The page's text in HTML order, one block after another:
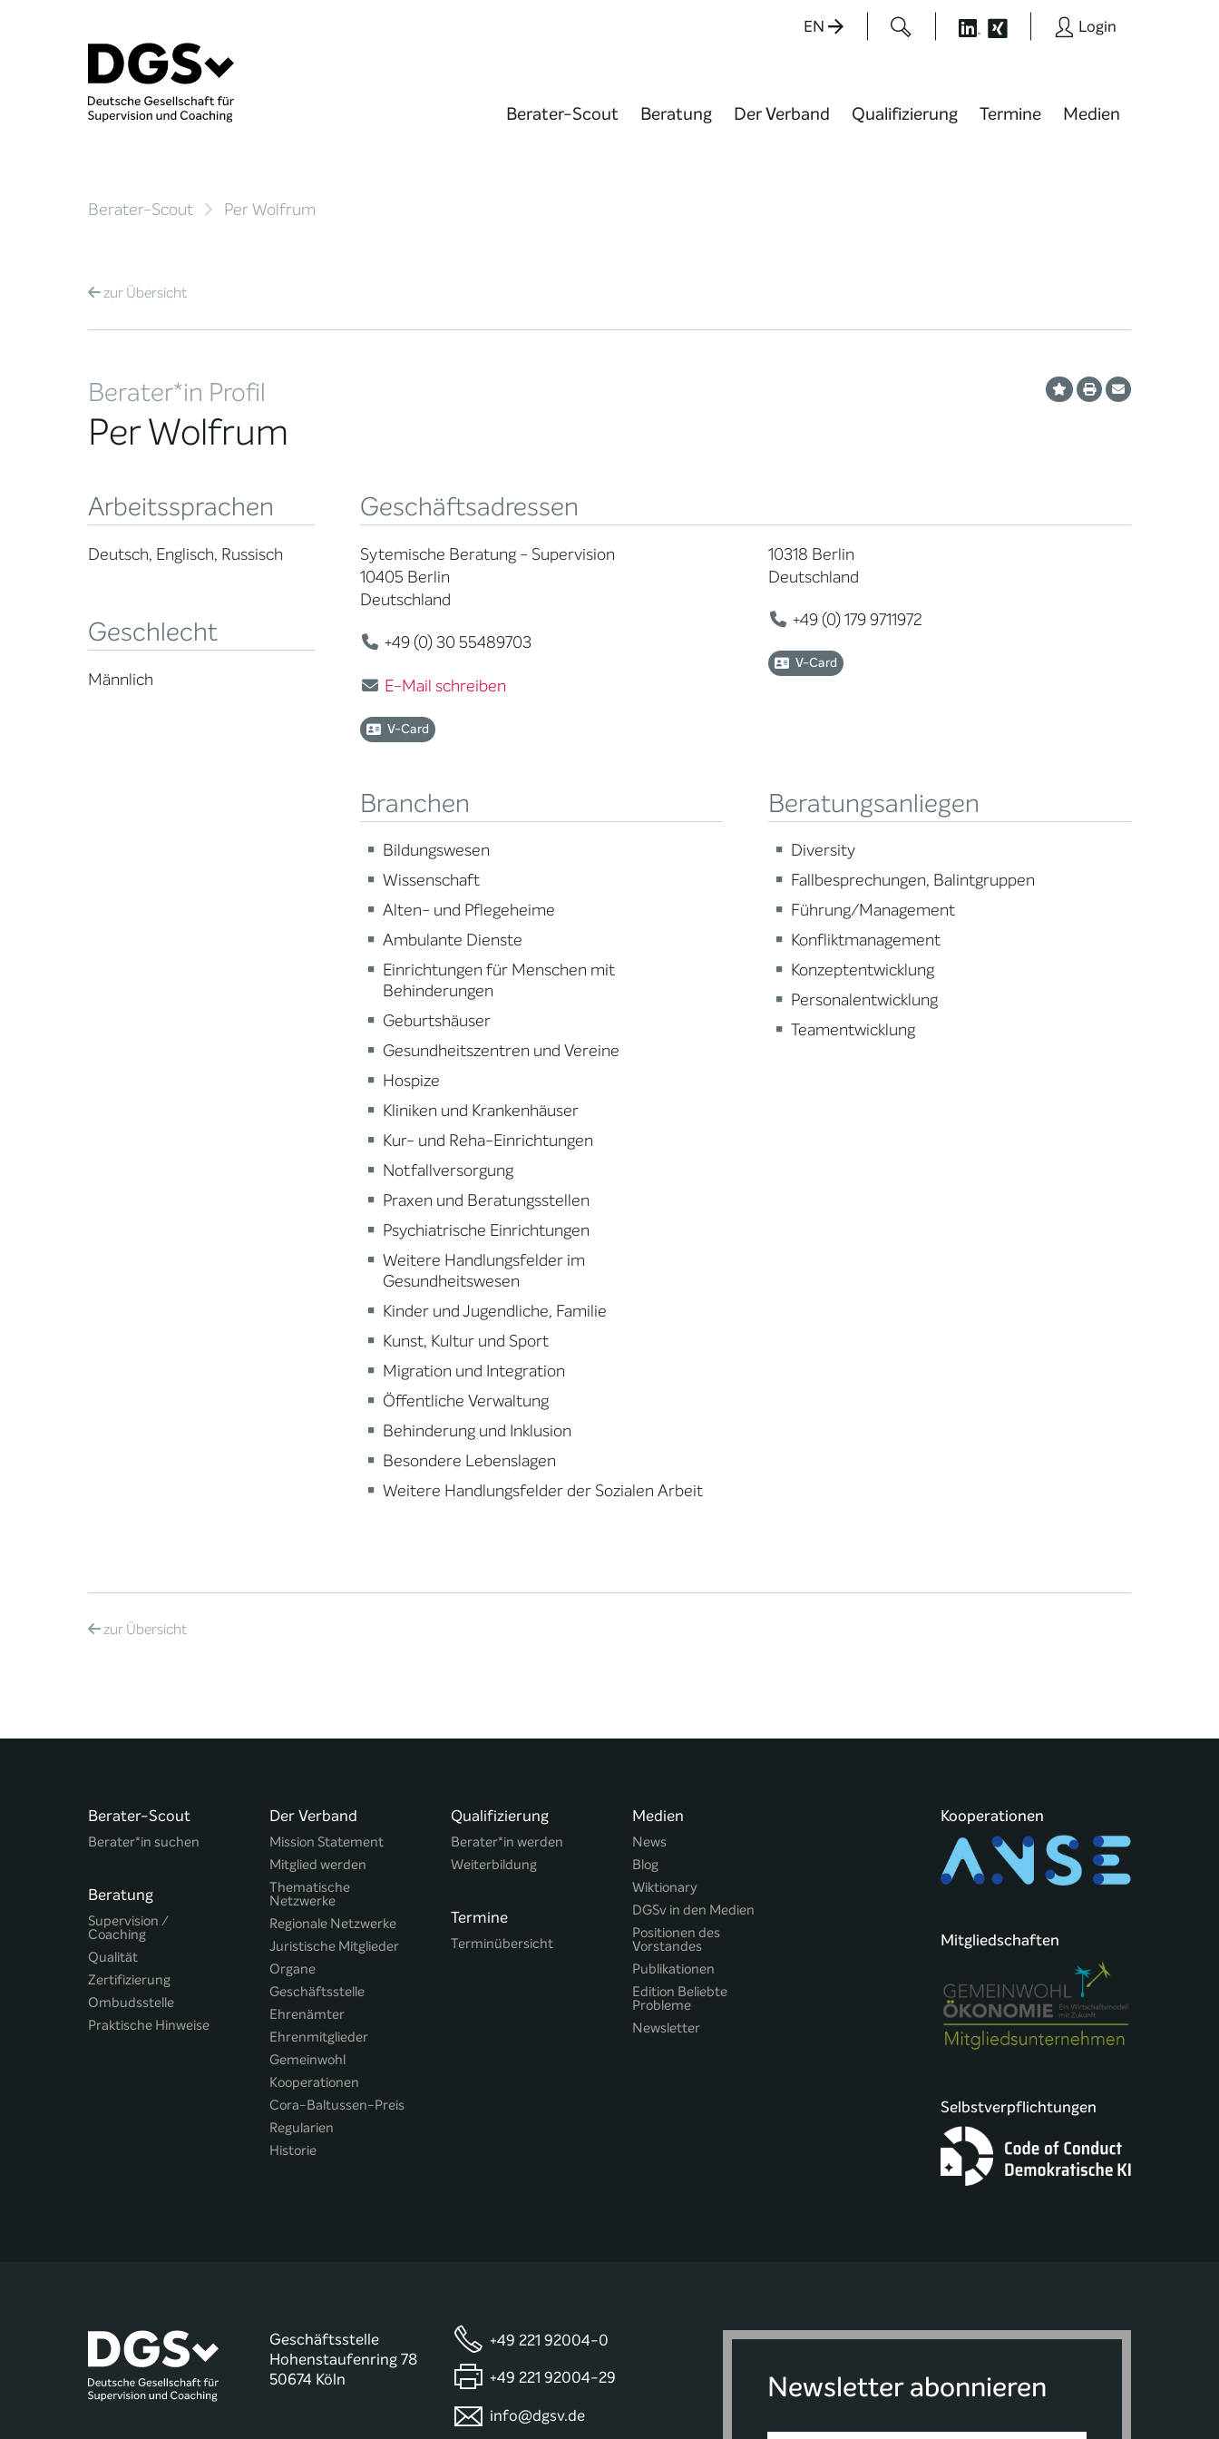
EN Login
Berater-Scout Beratung Der Verband Qualifizierung Termine Medien
Berater-Scout Per Wolfrum
zurÜbersicht
Berater*in Profil
Per Wolfrum
Arbeitssprachen
Deutsch, Englisch, Russisch
Geschlecht
Männlich
Geschäftsadressen
Sytemische Beratung - Supervision
10405 Berlin
Deutschland
+49 (0) 30 55489703
E-Mail schreiben
V-Card
10318 Berlin
Deutschland
+49 (0) 179 9711972
V-Card
Branchen
Bildungswesen
Wissenschaft
Alten- und Pflegeheime
Ambulante Dienste
Einrichtungen für Menschen mit
Behinderungen
Geburtshäuser
Gesundheitszentren und Vereine
Hospize
Kliniken und Krankenhäuser
Kur- und Reha-Einrichtungen
Notfallversorgung
Praxen und Beratungsstellen
Psychiatrische Einrichtungen
Weitere Handlungsfelder im
Gesundheitswesen
Kinder und Jugendliche, Familie
Kunst, Kultur und Sport
Migration und Integration
Öffentliche Verwaltung
Behinderung und Inklusion
Besondere Lebenslagen
Weitere Handlungsfelder der Sozialen Arbeit
Beratungsanliegen
Diversity
Fallbesprechungen, Balintgruppen
Führung/Management
Konfliktmanagement
Konzeptentwicklung
Personalentwicklung
Teamentwicklung
zurÜbersicht
Berater-Scout
Berater*in suchen
Beratung
Supervision /
Coaching
Qualität
Zertifizierung
Ombudsstelle
Praktische Hinweise
Der Verband
Mission Statement
Mitglied werden
Thematische
Netzwerke
Regionale Netzwerke
Juristische Mitglieder
Organe
Geschäftsstelle
Ehrenämter
Ehrenmitglieder
Gemeinwohl
Kooperationen
Cora-Baltussen-Preis
Regularien
Historie
Qualifizierung
Berater*in werden
Weiterbildung
Termine
Terminübersicht
Medien
News
Blog
Wiktionary
DGSv in den Medien
Positionen des
Vorstandes
Publikationen
Edition Beliebte
Probleme
Newsletter
Kooperationen
Mitgliedschaften
Selbstverpflichtungen
Geschäftsstelle
Hohenstaufenring 78
50674 Köln
+49 221 92004-0
+49 221 92004-29
info@dgsv.de
Newsletter abonnieren